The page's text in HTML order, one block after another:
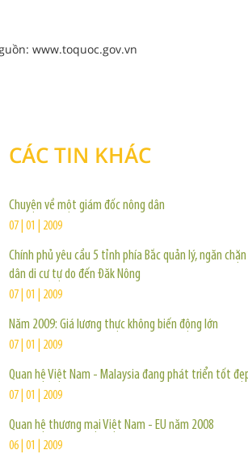
www.toquoc.gov.vn
CÁC TIN KHÁC
Chuyện về một giám đốc nông dân
07 | 01 | 2009
Chính phủ yêu cầu 5 tỉnh phía Bắc quản lý, ngăn chặn
dân di cư tự do đến Đăk Nông
07 | 01 | 2009
Năm 2009: Giá lương thực không biến động lớn
07 | 01 | 2009
Quan hệ Việt Nam - Malaysia đang phát triển tốt
07 | 01 | 2009
Quan hệ thương mại Việt Nam - EU năm 2008
06 | 01 | 2009